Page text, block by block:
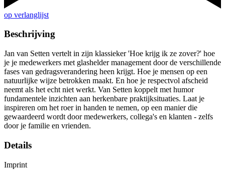
op verlanglijst
Beschrijving
Jan van Setten vertelt in zijn klassieker 'Hoe krijg ik ze zover?' hoe
je je medewerkers met glashelder management door de verschillende
fases van gedragsverandering heen krijgt. Hoe je mensen op een
natuurlijke wijze betrokken maakt. En hoe je respectvol afscheid
neemt als het echt niet werkt. Van Setten koppelt met humor
fundamentele inzichten aan herkenbare praktijksituaties. Laat je
inspireren om het roer in handen te nemen, op een manier die
gewaardeerd wordt door medewerkers, collega's en klanten - zelfs
door je familie en vrienden.
Details
Imprint